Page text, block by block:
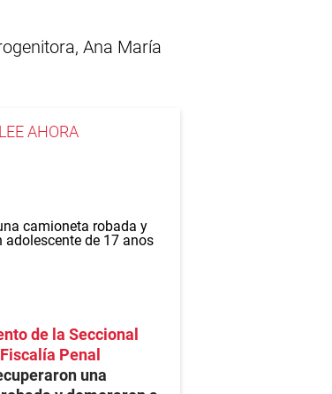
Ana María
AHORA
de la Seccional
Penal
una